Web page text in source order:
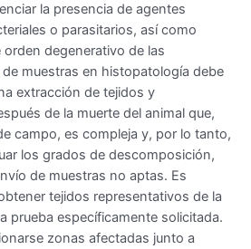
la presencia de agentes
o parasitarios, así como
degenerativo de las
muestras en histopatología debe
extracción de tejidos y
de la muerte del animal que,
campo, es compleja y, por lo tanto,
los grados de descomposición,
de muestras no aptas. Es
tejidos representativos de la
prueba específicamente solicitada.
zonas afectadas junto a